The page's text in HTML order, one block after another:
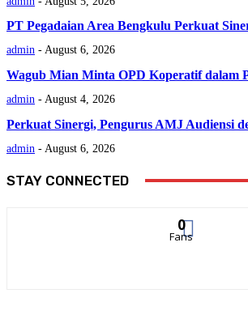
PT Pegadaian Area Bengkulu Perkuat
admin - August 6, 2026
Wagub Mian Minta OPD Koperatif dalam
admin - August 4, 2026
Perkuat Sinergi, Pengurus AMJ Audiensi
admin - August 6, 2026
STAY CONNECTED
0
Fans